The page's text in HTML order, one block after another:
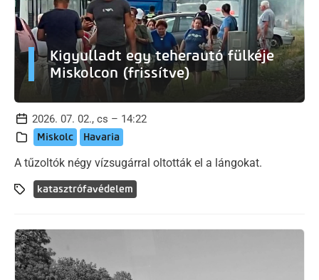
Kigyulladt egy teherautó fülkéje
Miskolcon (frissítve)
2026. 07. 02., cs – 14:22
Miskolc Havaria
A tűzoltók négy vízsugárral oltották el a lángokat.
katasztrófavédelem